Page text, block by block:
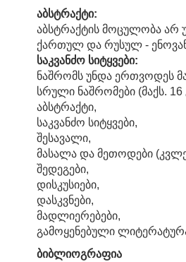
აბსტრაქტი:
აბსტრაქტის მოცულობა არ
ქართულ და რუსულ - ენოვან
საკვანძო სიტყვები:
ნაშრომს უნდა ერთვოდეს
სრული ნაშრომები (მაქს.
აბსტრაქტი,
საკვანძო სიტყვები,
შესავალი,
მასალა და მეთოდები
შედეგები,
დისკუსიები,
დასკვნები,
მადლიერებები,
გამოყენებული
ბიბლიოგრაფია